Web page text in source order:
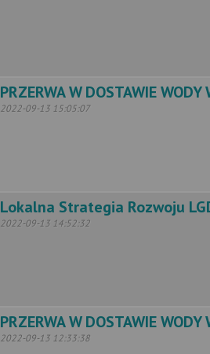
PRZERWA W DOSTAWIE
2022-09-13 15:05:07
Lokalna Strategia Rozwoju
2022-09-13 14:52:32
PRZERWA W DOSTAWIE
2022-09-13 12:33:38